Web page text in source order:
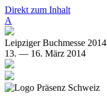
Direkt zum Inhalt
A
Leipziger Buchmesse 2014
13. — 16. März 2014